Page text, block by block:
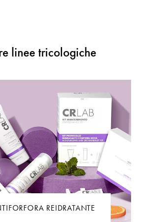
linee tricologiche
REIDRATANTE